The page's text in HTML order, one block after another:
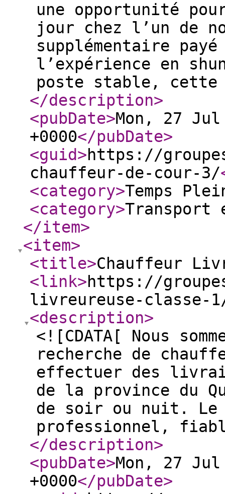
une opportunité
jour chez l’un de
supplémentaire
l’expérience en
poste stable,
</description>
<pubDate>Mon, 27
+0000</pubDate>
<guid>https://
chauffeur-de-cour-3/
<category>Temps
<category>
</item>
<item>
<title>Chauffeur
<link>https://
livreureuse-classe-
<description>
<![CDATA[ Nous
recherche de
effectuer des
de la province du
de soir ou nuit. Le
professionnel,
</description>
<pubDate>Mon, 27
+0000</pubDate>